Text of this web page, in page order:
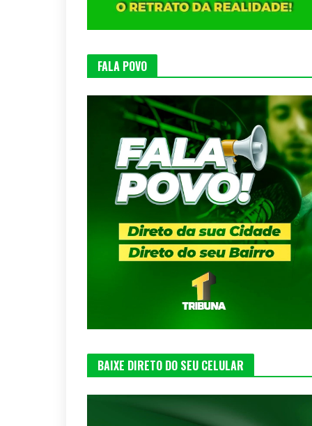
FALA POVO
BAIXE DIRETO DO SEU CELULAR